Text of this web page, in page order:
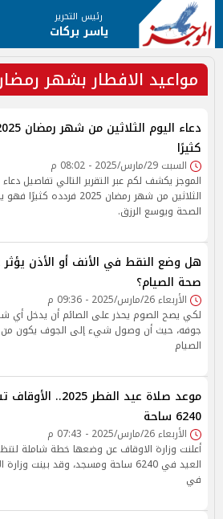
رئيس التحرير
ياسر بركات
مواعيد الافطار بشهر
كثيرًا
السبت 29/مارس/2025 - 08:02 م
الموجز يكشف لكم عبر التقرير التالي تفاصيل دعاء
الثلاثين من شهر رمضان 2025 فردده
الصحة ويوسع الرزق.
هل وضع النقط في الأنف أو الأذن
صحة الصيام؟
الأربعاء 26/مارس/2025 - 09:36 م
لكي يصح الصوم يحذر على الصائم أن يدخل أي
جوفه، حيث أن وصول شيء إلى الجوف يكون
الصيام
موعد صلاة عيد الفطر
6240 ساحة
الأربعاء 26/مارس/2025 - 07:43 م
أعلنت وزارة الاوقاف عن وضعها خطة شاملة
العيد في 6240 ساحة ومسجد، وقد بينت
في